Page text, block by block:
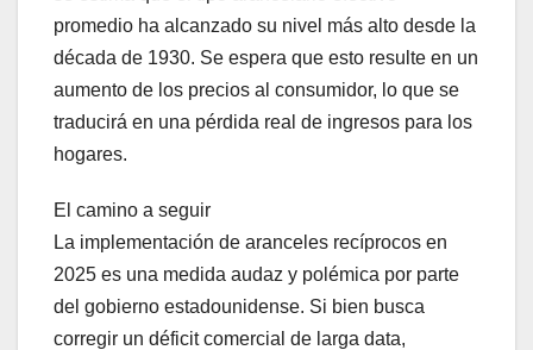
promedio ha alcanzado su nivel más alto desde la
década de 1930. Se espera que esto resulte en un
aumento de los precios al consumidor, lo que se
traducirá en una pérdida real de ingresos para los
hogares.
El camino a seguir
La implementación de aranceles recíprocos en
2025 es una medida audaz y polémica por parte
del gobierno estadounidense. Si bien busca
corregir un déficit comercial de larga data,